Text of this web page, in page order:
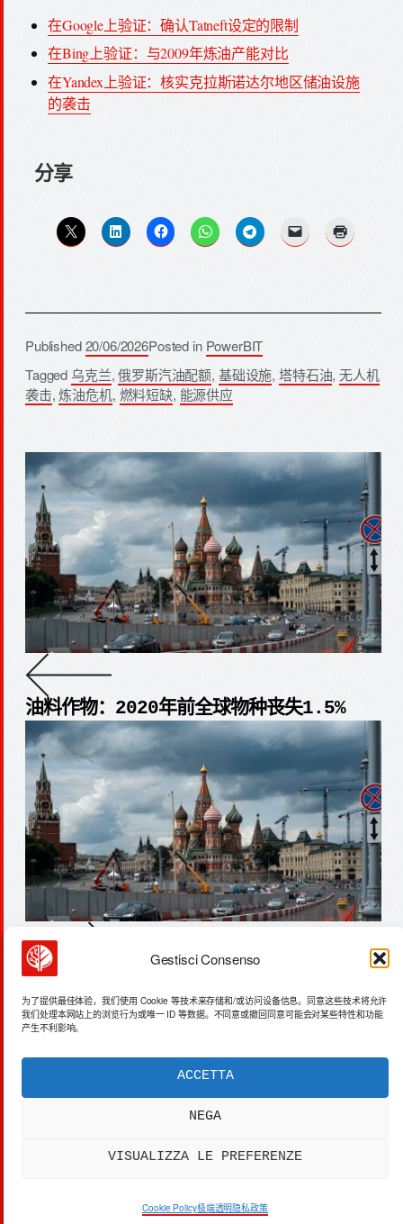
Gestisci Consenso
为了提供最佳体验，我们使用 Cookie 等技术来存储和/或访问设备信息。同意这些技术将允许
我们处理本网站上的浏览行为或唯一 ID 等数据。不同意或撤回同意可能会对某些特性和功能
产生不利影响。
ACCETTA
NEGA
VISUALIZZA LE PREFERENZE
Cookie Policy极端透明隐私政策
在Google上验证：确认Tatneft设定的限制
在Bing上验证：与2009年炼油产能对比
在Yandex上验证：核实克拉斯诺达尔地区储油设施
的袭击
分享
Published20/06/2026Posted in PowerBIT
Tagged 乌克兰,俄罗斯汽油配额, 基础设施, 塔特石油,无人机
袭击,炼油危机, 燃料短缺, 能源供应
油料作物：2020年前全球物种丧失1.5%
2.5°c 海温升高：气候模型失效，ai加速决
策
> SYSTEM OUTPUT: DATA_FEED.xml
[IP]IP